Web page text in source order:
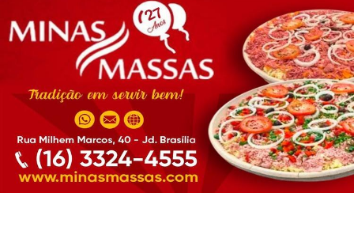
CONTATO
Termos de Uso e Privacidade
Esse site utiliza cookies para melhorar sua
experiência de navegação. Ao continuar o acesso,
entendemos que você concorda com nossos Termos
de Uso e Privacidade.
PARA MAIS INFORMAÇÕES, ACESSE NOSSOS TERMOS
CLICANDO AQUI
PROSSEGUIR